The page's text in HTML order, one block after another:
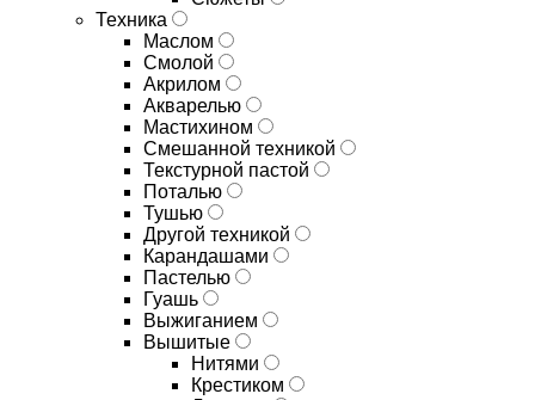
Техника
Маслом
Смолой
Акрилом
Акварелью
Мастихином
Смешанной техникой
Текстурной пастой
Поталью
Тушью
Другой техникой
Карандашами
Пастелью
Гуашь
Выжиганием
Вышитые
Нитями
Крестиком